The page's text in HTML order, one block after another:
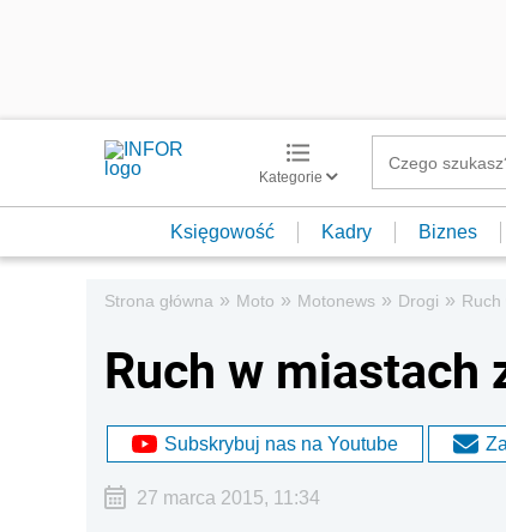
Kategorie
Księgowość Kadry Biznes
Strona główna » Moto » Motonews » Drogi » Ruch
Ruch w miastach
Subskrybuj nas na Youtube
27 marca 2015, 11:34